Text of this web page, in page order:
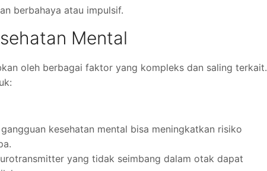
berbahaya atau impulsif.
Mental
oleh berbagai faktor yang kompleks dan saling terkait.
kesehatan mental bisa meningkatkan risiko
yang tidak seimbang dalam otak dapat